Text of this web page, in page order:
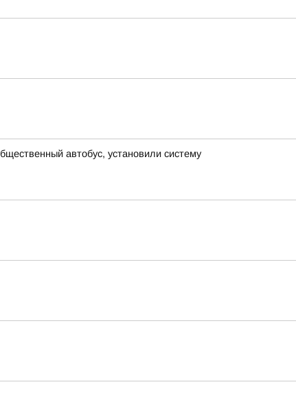
автобус, установили систему